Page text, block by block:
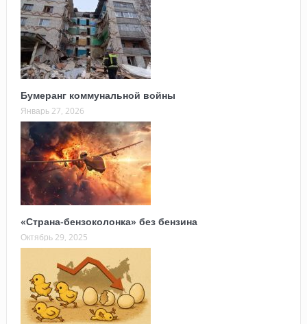
Бумеранг коммунальной войны
Январь 27, 2026
«Страна-бензоколонка» без бензина
Октябрь 29, 2025